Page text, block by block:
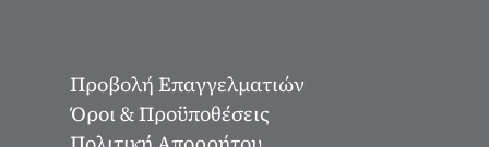
Προβολή Επαγγελματιών
Όροι & Προϋποθέσεις